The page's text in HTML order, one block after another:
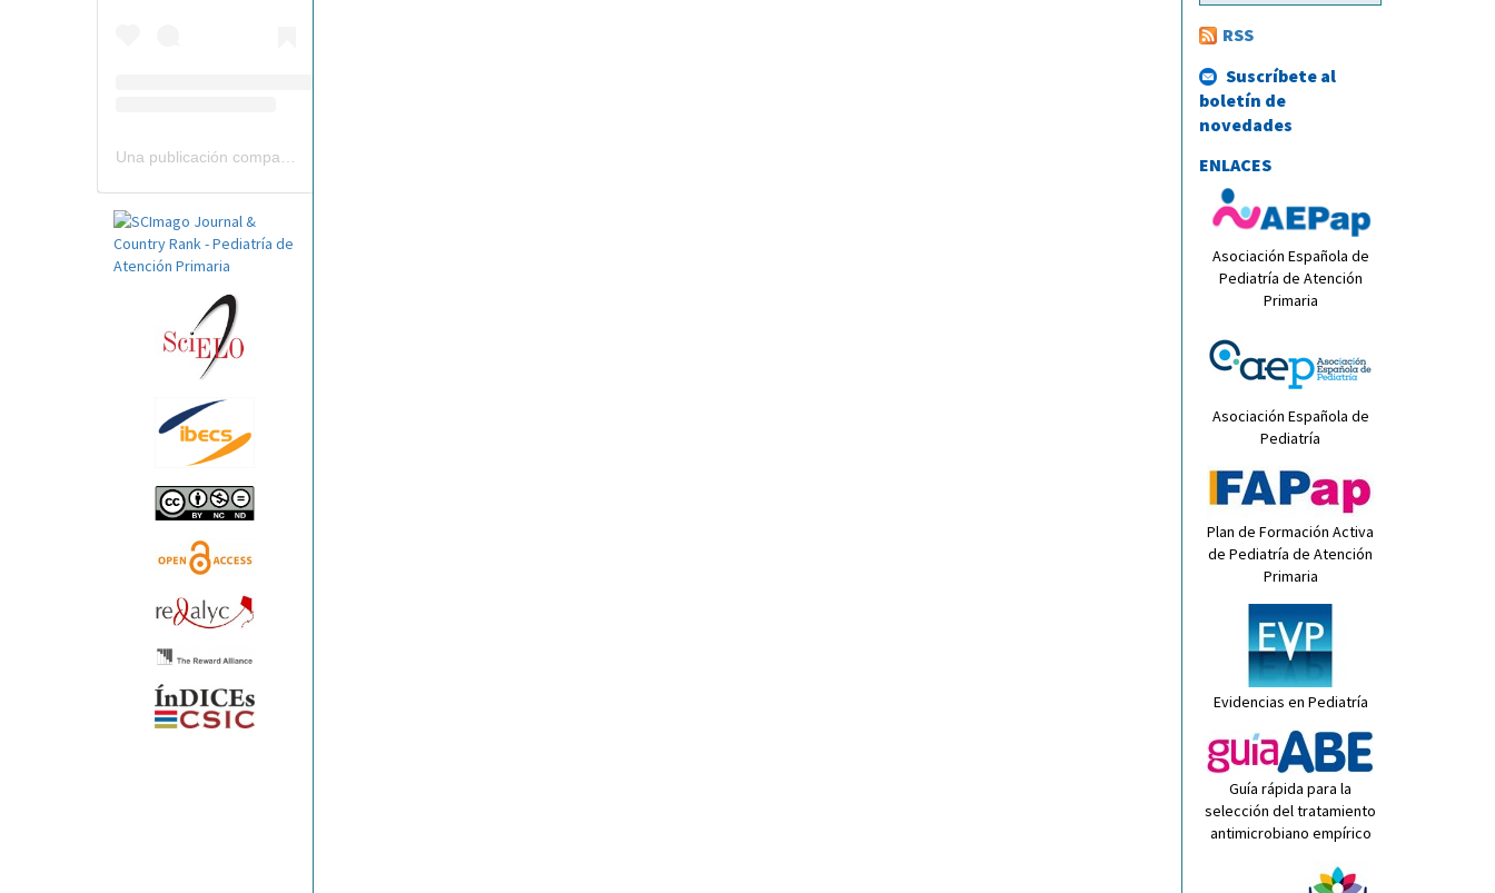
RSS
Suscríbete al
boletín de
novedades
ENLACES
Asociación Española de
Pediatría de Atención
Primaria
Asociación Española de
Pediatría
Plan de Formación Activa
de Pediatría de Atención
Primaria
Evidencias en Pediatría
Guía rápida para la
selección del tratamiento
antimicrobiano empírico